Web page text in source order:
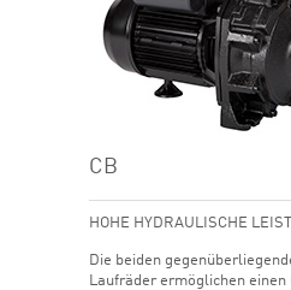
CB
HOHE HYDRAULISCHE
Die beiden
Laufräder ermöglichen einen